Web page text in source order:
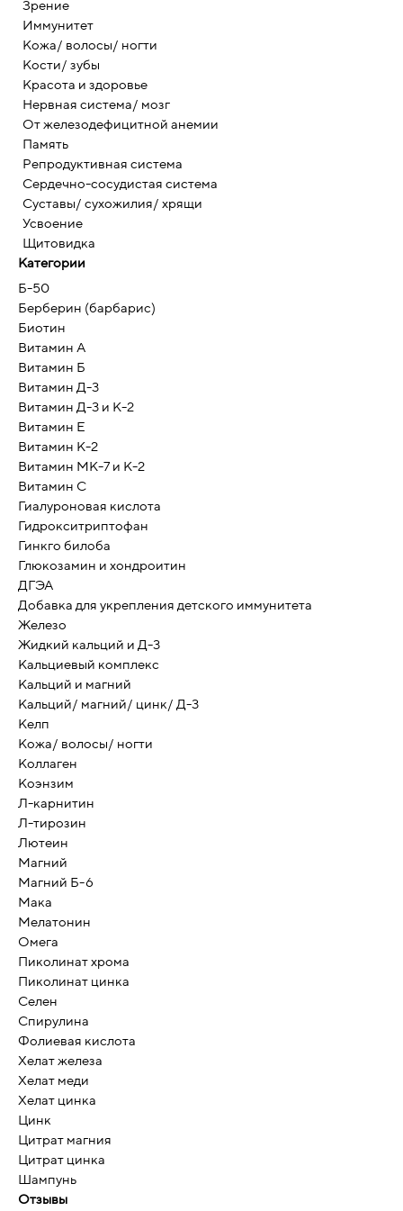
Зрение
Иммунитет
Кожа/ волосы/ ногти
Кости/ зубы
Красота и здоровье
Нервная система/ мозг
От железодефицитной анемии
Память
Репродуктивная система
Сердечно-сосудистая система
Суставы/ сухожилия/ хрящи
Усвоение
Щитовидка
Категории
Б-50
Берберин (барбарис)
Биотин
Витамин А
Витамин Б
Витамин Д-3
Витамин Д-3 и К-2
Витамин Е
Витамин К-2
Витамин МК-7 и К-2
Витамин С
Гиалуроновая кислота
Гидрокситриптофан
Гинкго билоба
Глюкозамин и хондроитин
ДГЭА
Добавка для укрепления детского иммунитета
Железо
Жидкий кальций и Д-3
Кальциевый комплекс
Кальций и магний
Кальций/ магний/ цинк/ Д-3
Келп
Кожа/ волосы/ ногти
Коллаген
Коэнзим
Л-карнитин
Л-тирозин
Лютеин
Магний
Магний Б-6
Мака
Мелатонин
Омега
Пиколинат хрома
Пиколинат цинка
Селен
Спирулина
Фолиевая кислота
Хелат железа
Хелат меди
Хелат цинка
Цинк
Цитрат магния
Цитрат цинка
Шампунь
Отзывы